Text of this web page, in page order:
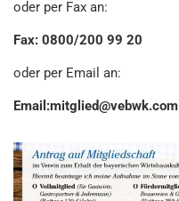
oder per Fax an:
Fax: 0800/200 99 20
oder per Email an:
Email:mitglied@vebwk.com